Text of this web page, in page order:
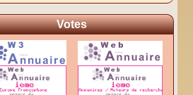
Votes